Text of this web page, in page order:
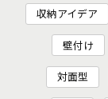
収納アイデア
壁付け
対面型